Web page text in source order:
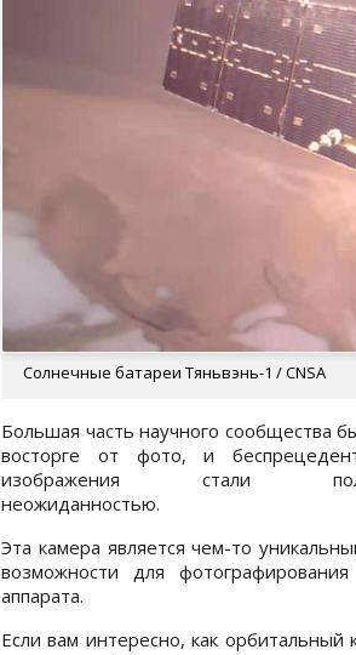
Солнечные батареи Тяньвэнь-1 / CNSA
Большая часть научного сообщества
восторге от фото, и
изображения стали
неожиданностью.
Эта камера является чем-то
возможности для
аппарата.
Если вам интересно, как